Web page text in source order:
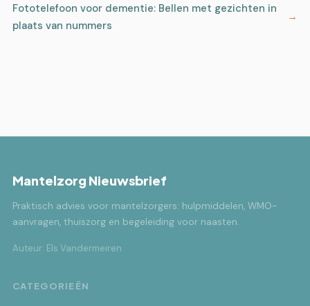
Fototelefoon voor dementie: Bellen met gezichten in
plaats van nummers
Mantelzorg Nieuwsbrief
Praktisch advies voor mantelzorgers: hulpmiddelen, WMO-
aanvragen, thuiszorg en begeleiding voor naasten.
Auteur: Els Vandermeiren
CATEGORIEËN